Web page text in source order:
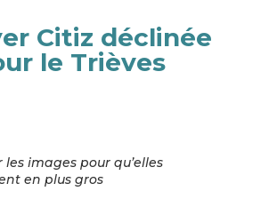
Citiz déclinée
le Trièves
les images pour qu’elles
en plus gros